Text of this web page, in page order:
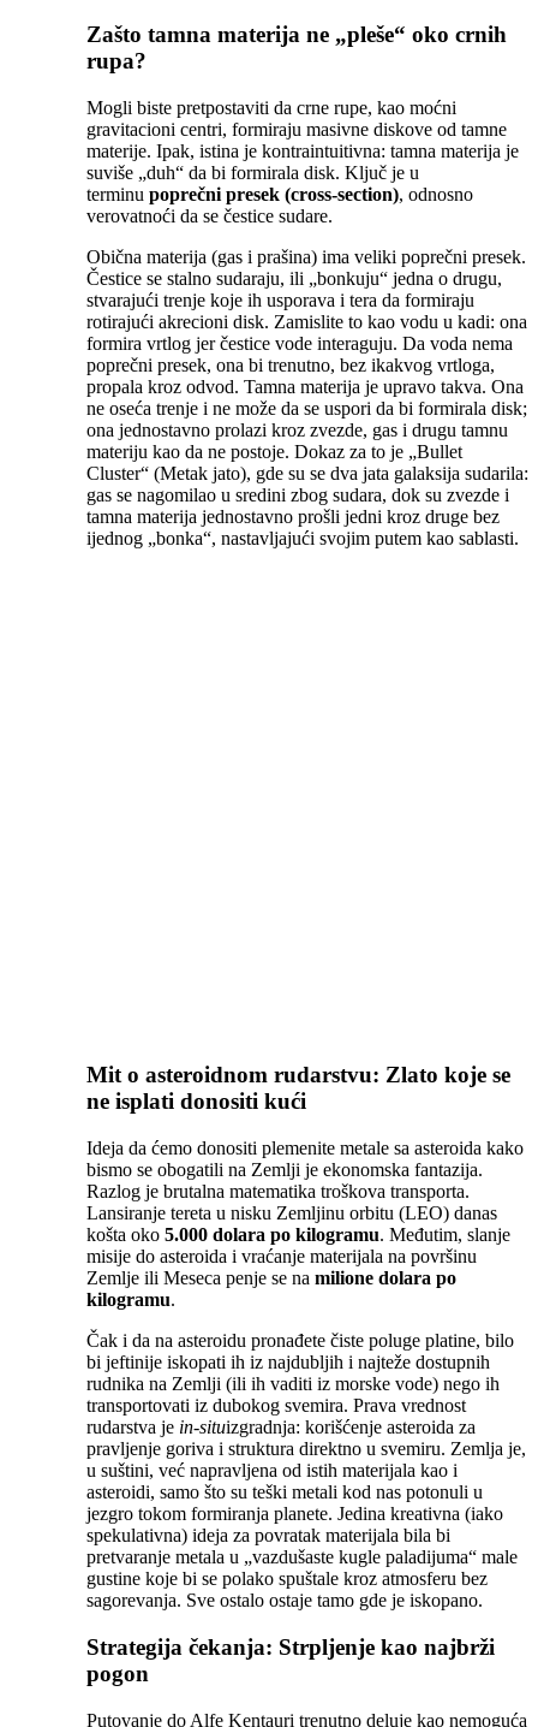
Zašto tamna materija ne „pleše“ oko crnih
rupa?
Mogli biste pretpostaviti da crne rupe, kao moćni
gravitacioni centri, formiraju masivne diskove od tamne
materije. Ipak, istina je kontraintuitivna: tamna materija je
suviše „duh“ da bi formirala disk. Ključ je u
terminu poprečni presek (cross-section), odnosno
verovatnoći da se čestice sudare.
Obična materija (gas i prašina) ima veliki poprečni presek.
Čestice se stalno sudaraju, ili „bonkuju“ jedna o drugu,
stvarajući trenje koje ih usporava i tera da formiraju
rotirajući akrecioni disk. Zamislite to kao vodu u kadi: ona
formira vrtlog jer čestice vode interaguju. Da voda nema
poprečni presek, ona bi trenutno, bez ikakvog vrtloga,
propala kroz odvod. Tamna materija je upravo takva. Ona
ne oseća trenje i ne može da se uspori da bi formirala disk;
ona jednostavno prolazi kroz zvezde, gas i drugu tamnu
materiju kao da ne postoje. Dokaz za to je „Bullet
Cluster“ (Metak jato), gde su se dva jata galaksija sudarila:
gas se nagomilao u sredini zbog sudara, dok su zvezde i
tamna materija jednostavno prošli jedni kroz druge bez
ijednog „bonka“, nastavljajući svojim putem kao sablasti.
Mit o asteroidnom rudarstvu: Zlato koje se
ne isplati donositi kući
Ideja da ćemo donositi plemenite metale sa asteroida kako
bismo se obogatili na Zemlji je ekonomska fantazija.
Razlog je brutalna matematika troškova transporta.
Lansiranje tereta u nisku Zemljinu orbitu (LEO) danas
košta oko 5.000 dolara po kilogramu. Međutim, slanje
misije do asteroida i vraćanje materijala na površinu
Zemlje ili Meseca penje se na milione dolara po
kilogramu.
Čak i da na asteroidu pronađete čiste poluge platine, bilo
bi jeftinije iskopati ih iz najdubljih i najteže dostupnih
rudnika na Zemlji (ili ih vaditi iz morske vode) nego ih
transportovati iz dubokog svemira. Prava vrednost
rudarstva je in-situizgradnja: korišćenje asteroida za
pravljenje goriva i struktura direktno u svemiru. Zemlja je,
u suštini, već napravljena od istih materijala kao i
asteroidi, samo što su teški metali kod nas potonuli u
jezgro tokom formiranja planete. Jedina kreativna (iako
spekulativna) ideja za povratak materijala bila bi
pretvaranje metala u „vazdušaste kugle paladijuma“ male
gustine koje bi se polako spuštale kroz atmosferu bez
sagorevanja. Sve ostalo ostaje tamo gde je iskopano.
Strategija čekanja: Strpljenje kao najbrži
pogon
Putovanje do Alfe Kentauri trenutno deluje kao nemoguća